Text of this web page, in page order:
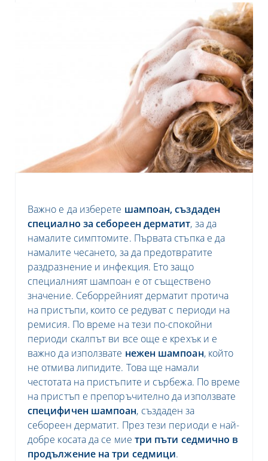
Важно е да изберете шампоан, създаден
специално за себореен дерматит, за да
намалите симптомите. Първата стъпка е да
намалите чесането, за да предотвратите
раздразнение и инфекция. Ето защо
специалният шампоан е от съществено
значение. Себоррейният дерматит протича
на пристъпи, които се редуват с периоди на
ремисия. По време на тези по-спокойни
периоди скалпът ви все още е крехък и е
важно да използвате нежен шампоан, който
не отмива липидите. Това ще намали
честотата на пристъпите и сърбежа. По време
на пристъп е препоръчително да използвате
специфичен шампоан, създаден за
себореен дерматит. През тези периоди е най-
добре косата да се мие три пъти седмично в
продължение на три седмици.